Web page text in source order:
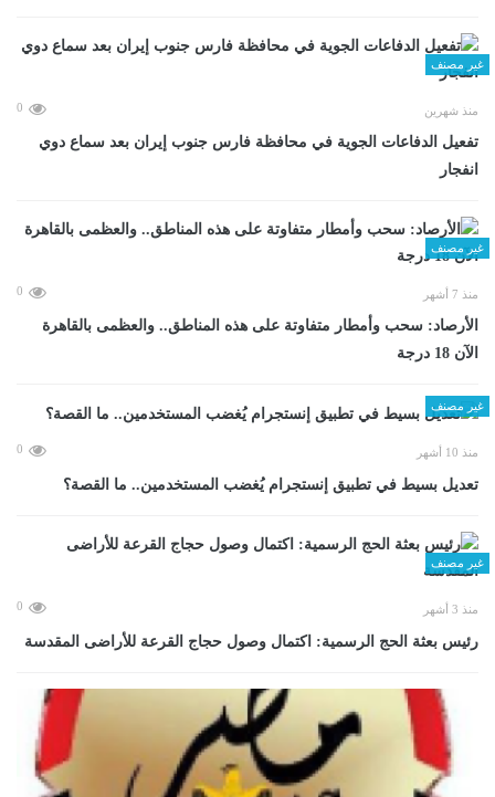
غير مصنف
منذ شهرين 0
تفعيل الدفاعات الجوية في محافظة فارس جنوب إيران بعد سماع دوي
انفجار
غير مصنف
منذ 7 أشهر 0
الأرصاد: سحب وأمطار متفاوتة على هذه المناطق.. والعظمى بالقاهرة
الآن 18 درجة
غير مصنف
منذ 10 أشهر 0
تعديل بسيط في تطبيق إنستجرام يُغضب المستخدمين.. ما القصة؟
غير مصنف
منذ 3 أشهر 0
رئيس بعثة الحج الرسمية: اكتمال وصول حجاج القرعة للأراضى المقدسة